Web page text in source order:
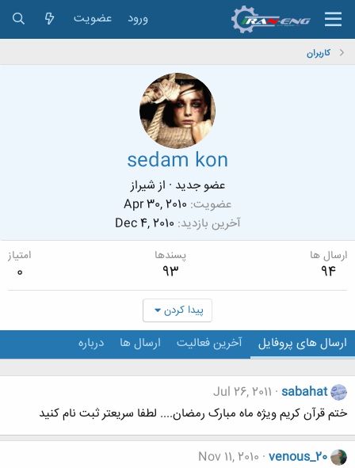
ورود عضویت
کاربران
sedam kon
عضو جدید · ازشیراز
عضویت Apr 30, 2010
آخرین بازدید Dec 4, 2010
ارسال ها
94
پسندها
93
امتیاز
0
پیدا کردن
ارسال های پروفایل آخرین فعالیت ارسال ها درباره
sabahat
Jul 26, 2011
ختم قرآن کریم ویژه ماه مبارک رمضان.... لطفا سریعتر ثبت نام کنید
venous_20
Nov 11, 2010